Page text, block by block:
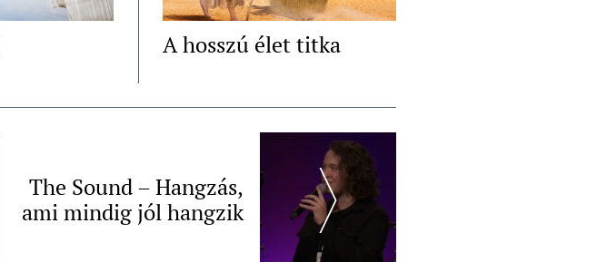
A hosszú élet titka
The Sound – Hangzás,
ami mindig jól hangzik